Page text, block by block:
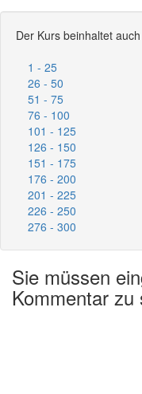
Der Kurs beinhaltet
1 - 25
26 - 50
51 - 75
76 - 100
101 - 125
126 - 150
151 - 175
176 - 200
201 - 225
226 - 250
276 - 300
Sie müssen
Kommentar zu